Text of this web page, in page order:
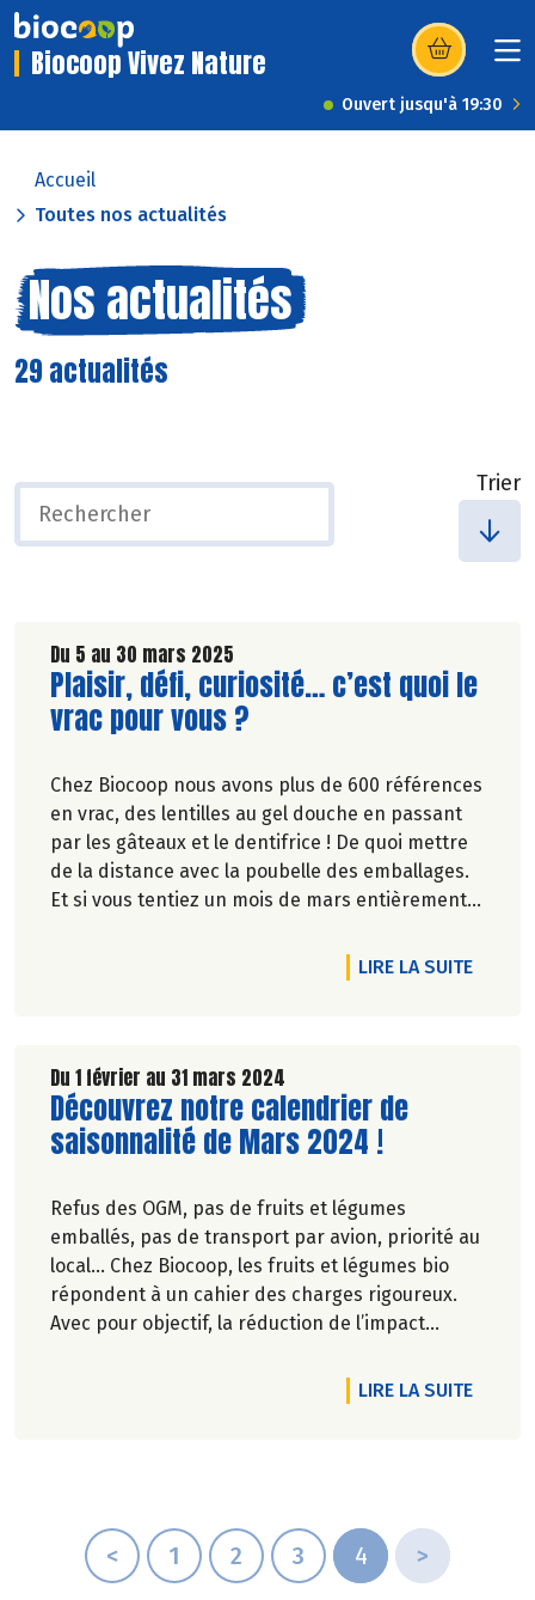
Biocoop Vivez Nature (s’ouvre dans
Ouvert jusqu'à 19:30
Accueil
Toutes nos actualités
Nos actualités
29 actualités
Trier
Du 5 au 30 mars 2025
Lire la suite de l'article
Plaisir, défi, curiosité… c’est quoi le
vrac pour vous ?
Chez Biocoop nous avons plus de 600 références
en vrac, des lentilles au gel douche en passant
par les gâteaux et le dentifrice ! De quoi mettre
de la distance avec la poubelle des emballages.
Et si vous tentiez un mois de mars entièrement
LIRE LA SUITEDE
Du 1 février au 31 mars 2024
Lire la suite de l'article
Découvrez notre calendrier de
saisonnalité de Mars 2024 !
Refus des OGM, pas de fruits et légumes
emballés, pas de transport par avion, priorité au
local… Chez Biocoop, les fruits et légumes bio
répondent à un cahier des charges rigoureux.
Avec pour objectif, la réduction de l’impact
l’environnement. Parce que manger des produits
de qualité rime avec respect de la saisonnalité,
LIRE LA SUITEDE
< 1 2 3 4 >